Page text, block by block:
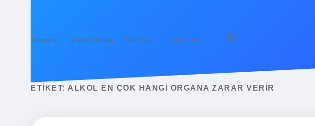
Anasayfa Gizlilik Politikası Yasal Uyarı Hakkımızda
ETIKET: ALKOL EN ÇOK HANGI ORGANA ZARAR VERIR